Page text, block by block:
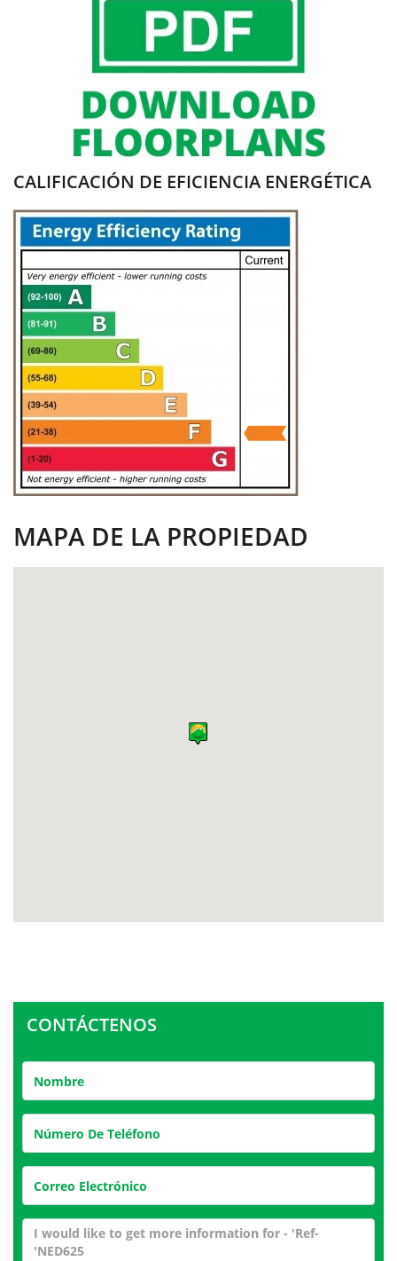
CALIFICACIÓN DE EFICIENCIA ENERGÉTICA
MAPA DE LA PROPIEDAD
CONTÁCTENOS